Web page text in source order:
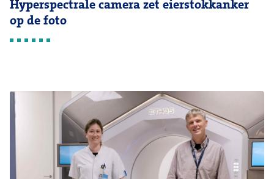
Hyperspectrale camera zet eierstokkanker
op de foto